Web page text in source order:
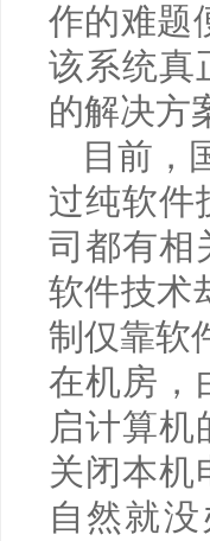
作的难题
该系统真
的解决方
目前，
过纯软件
司都有相
软件技术
制仅靠软
在机房，
启计算
关闭本机
自然就